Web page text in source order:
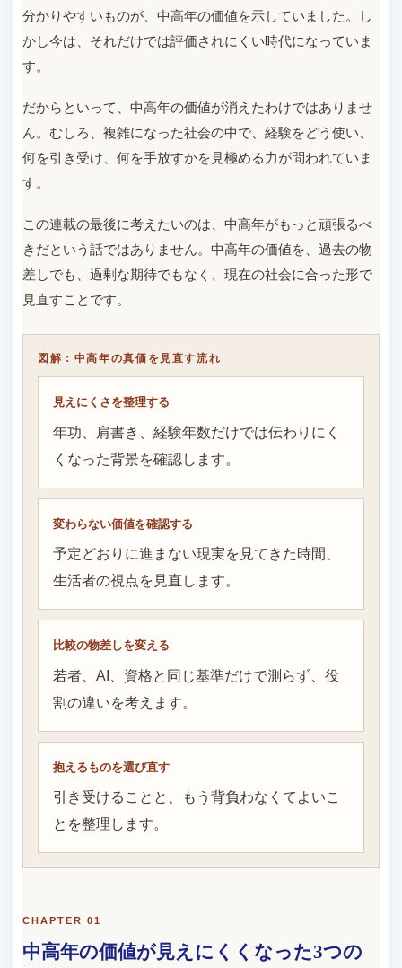
分かりやすいものが、中高年の価値を示していました。し
かし今は、それだけでは評価されにくい時代になっていま
す。
だからといって、中高年の価値が消えたわけではありませ
ん。むしろ、複雑になった社会の中で、経験をどう使い、
何を引き受け、何を手放すかを見極める力が問われていま
す。
この連載の最後に考えたいのは、中高年がもっと頑張るべ
きだという話ではありません。中高年の価値を、過去の物
差しでも、過剰な期待でもなく、現在の社会に合った形で
見直すことです。
図解：中高年の真価を見直す流れ
見えにくさを整理する
年功、肩書き、経験年数だけでは伝わりにく
くなった背景を確認します。
変わらない価値を確認する
予定どおりに進まない現実を見てきた時間、
生活者の視点を見直します。
比較の物差しを変える
若者、AI、資格と同じ基準だけで測らず、役
割の違いを考えます。
抱えるものを選び直す
引き受けることと、もう背負わなくてよいこ
とを整理します。
CHAPTER 01
中高年の価値が見えにくくなった3つの